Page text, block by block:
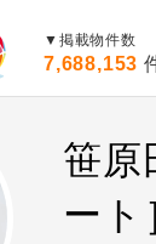
▼掲載物件数
7,688,153
笹原
ート